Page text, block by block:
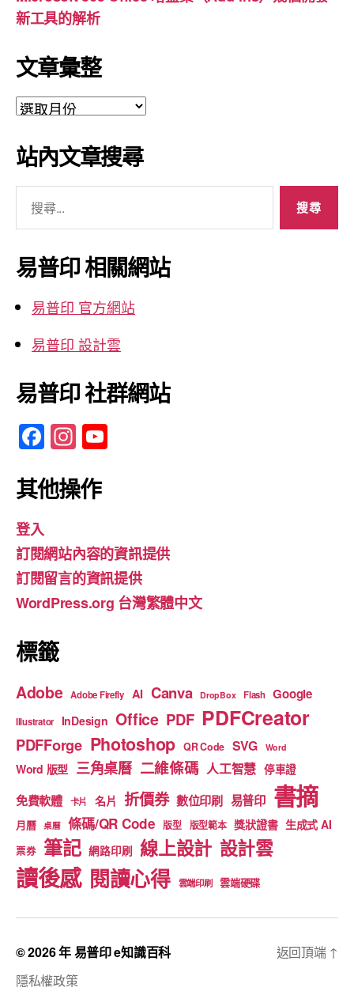
新工具的解析
文章彙整
文
彙
整
站內文章搜尋
關
鍵
字:
易普印 相關網站
易普印 官方網站
易普印 設計雲
易普印 社群網站
F
a
c
b
o
o
k
In
st
a
gr
a
m
u
b
e
其他操作
登入
訂閱網站內容的資訊提供
訂閱留言的資訊提供
WordPress.org 台灣繁體中文
標籤
Adobe Adobe Firefly AI Canva DropBox Flash Google
Illustrator InDesign Office PDF PDFCreator
PDFForge Photoshop QR Code SVG Word
Word 版型 三角桌曆 二維條碼 人工智慧 停車證
免費軟體 卡片 名片 折價券 數位印刷 易普印 書摘
月曆 桌曆 條碼/QR Code 版型 版型範本 獎狀證書 生成式 AI
票券 筆記 網路印刷 線上設計 設計雲
讀後感 閱讀心得 雲端印刷 雲端硬碟
© 2026 年易普印 e知識百科
隱私權政策
返回頂端 ↑